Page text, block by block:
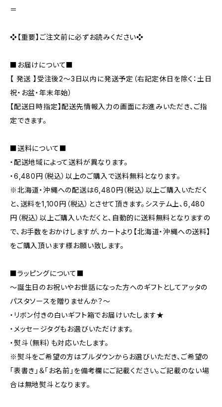
＝
❖【重要】ご注文前に必ずお読みください❖
■お届けについて■
【 発送 】受注後2～3日以内に発送予定（右記定休日を除く：土日
祝・お盆・年末年始）
【配送日時指定】配送先情報入力の画面にお進みいただき、ご指
定できます。
■送料について■
・配送地域によって送料が異なります。
・6,480円（税込）以上のご購入で送料無料となります。
※北海道・沖縄への配送は6,480円（税込）以上ご購入いただく
と、送料を1,100円（税込）とさせて頂きます。システム上、6,480
円（税込）以上ご購入いただくと、自動的に送料無料となりますの
で、お手数をおかけしますが、カートより【北海道・沖縄への送料】
をご購入頂います様お願い致します。
■ラッピングについて■
～誕生日のお祝いやお世話になった方へのギフトとしてアッタの
パスタソースを贈りませんか？～
・リボン付きの白いギフト箱でお届けいたします★
・メッセージタグもお選びいただけます。
・熨斗（無料）も対応いたします。
※熨斗をご希望の方はプルダウンからお選びいただき、ご希望の
「表書き」＆「お名前」を備考欄にご記載ください。ご記載のない場
合は無地熨斗となります。